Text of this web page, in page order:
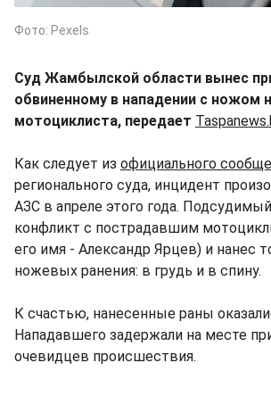
Фото: Pexels
Суд Жамбылской области вынес
обвиненному в нападении с ножом
мотоциклиста, передает
Как следует из официального
регионального суда, инцидент
АЗС в апреле этого года.
конфликт с пострадавшим
его имя - Александр Ярцев) и нанес
ножевых ранения: в грудь и в спину.
К счастью, нанесенные раны
Нападавшего задержали на месте
очевидцев происшествия.